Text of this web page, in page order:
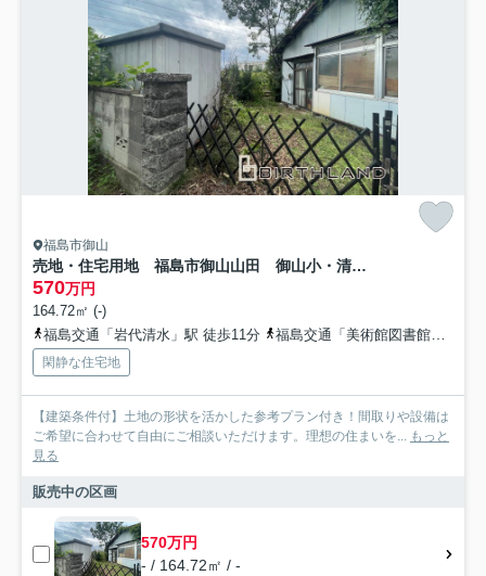
福島市御山
売地・住宅用地 福島市御山山田 御山小・清水中
570万円
164.72㎡ (-)
福島交通「岩代清水」駅 徒歩11分
福島交通「美術館図書館前」駅 徒歩12分
閑静な住宅地
【建築条件付】土地の形状を活かした参考プラン付き！間取りや設備は
ご希望に合わせて自由にご相談いただけます。理想の住まいを... もっと
見る
販売中の区画
570万円
- / 164.72㎡ / -